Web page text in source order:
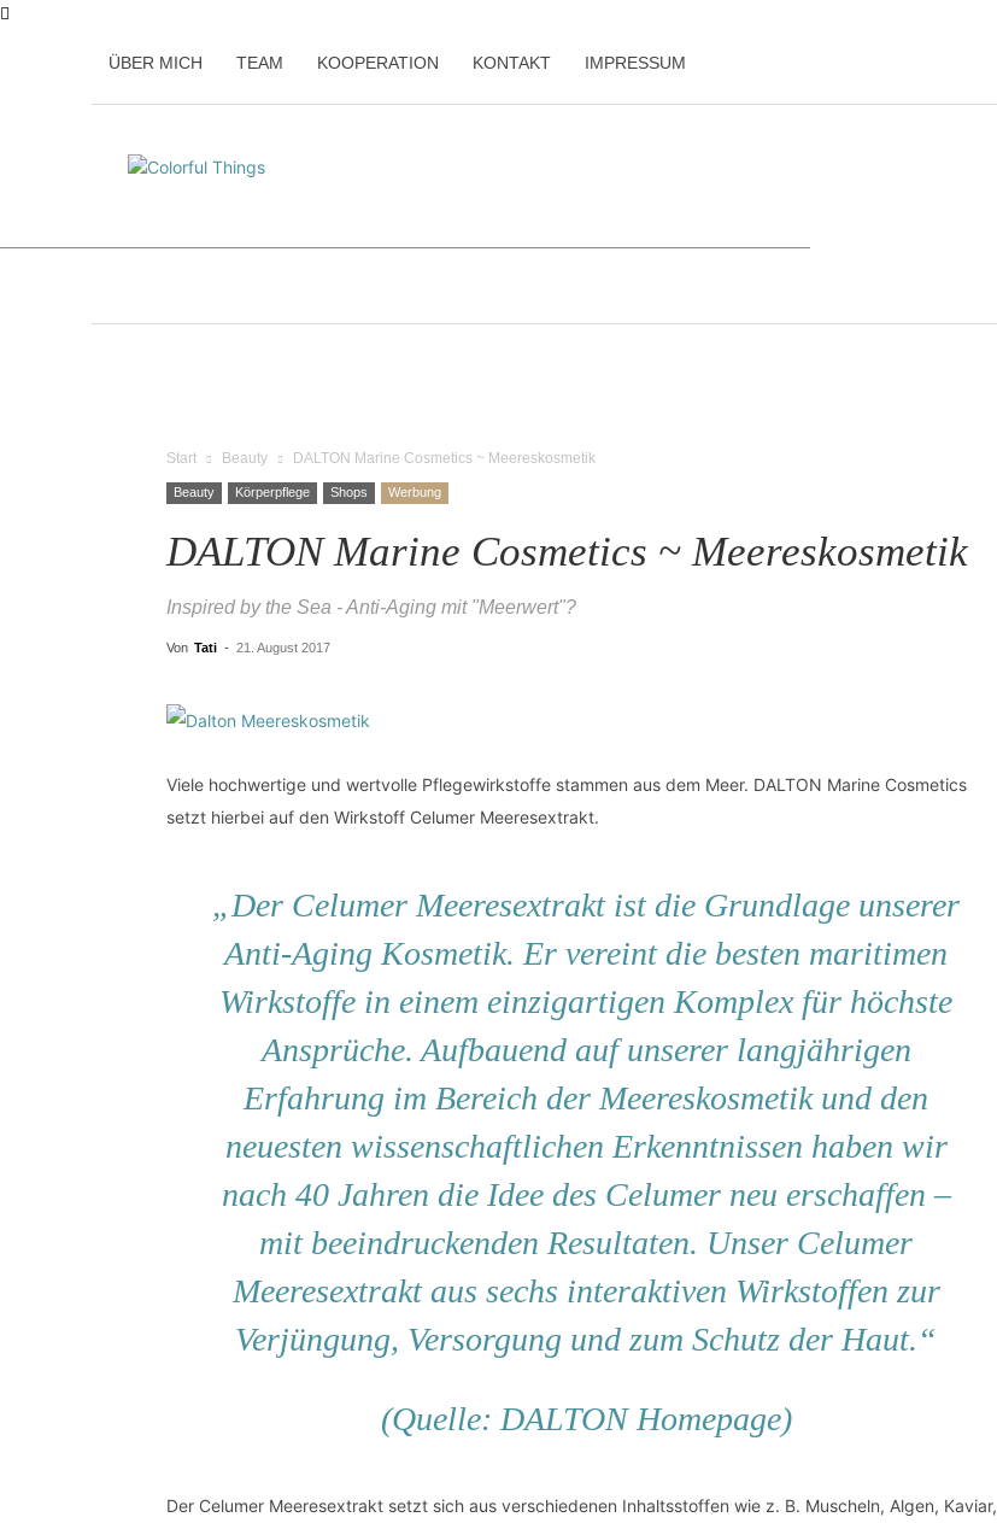
ÜBER MICH TEAM KOOPERATION KONTAKT IMPRESSUM
Start Beauty DALTON Marine Cosmetics ~ Meereskosmetik
Beauty Körperpflege Shops Werbung
DALTON Marine Cosmetics ~ Meereskosmetik
Inspired by the Sea - Anti-Aging mit "Meerwert"?
Von Tati - 21. August 2017
Viele hochwertige und wertvolle Pflegewirkstoffe stammen aus dem Meer. DALTON Marine Cosmetics
setzt hierbei auf den Wirkstoff Celumer Meeresextrakt.
„Der Celumer Meeresextrakt ist die Grundlage unserer
Anti-Aging Kosmetik. Er vereint die besten maritimen
Wirkstoffe in einem einzigartigen Komplex für höchste
Ansprüche. Aufbauend auf unserer langjährigen
Erfahrung im Bereich der Meereskosmetik und den
neuesten wissenschaftlichen Erkenntnissen haben wir
nach 40 Jahren die Idee des Celumer neu erschaffen –
mit beeindruckenden Resultaten. Unser Celumer
Meeresextrakt aus sechs interaktiven Wirkstoffen zur
Verjüngung, Versorgung und zum Schutz der Haut.“
(Quelle: DALTON Homepage)
Der Celumer Meeresextrakt setzt sich aus verschiedenen Inhaltsstoffen wie z. B. Muscheln, Algen, Kaviar,